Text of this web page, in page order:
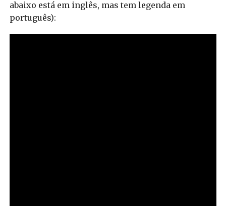
abaixo está em inglês, mas tem legenda em
português):